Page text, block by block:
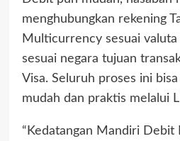
menghubungkan rekening
Multicurrency sesuai valuta
sesuai negara tujuan
Visa. Seluruh proses ini
mudah dan praktis melalui
“Kedatangan Mandiri